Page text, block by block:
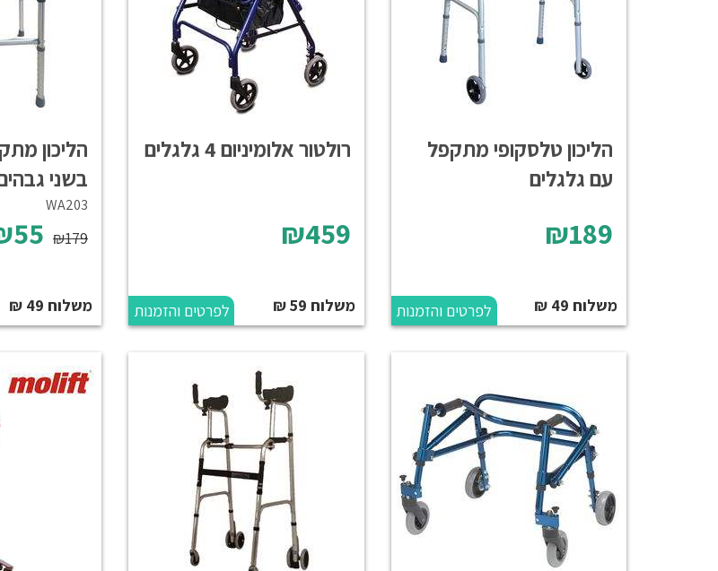
הליכון טלסקופי מתקפל
עם גלגלים
₪189
משלוח 49 ₪ לפרטים והזמנות
רולטור אלומיניום 4 גלגלים
₪459
משלוח 59 ₪ לפרטים והזמנות
הליכון
בשני
WA203
₪179
משלוח 49 ₪